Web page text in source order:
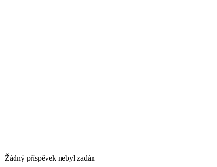
Žádný příspěvek nebyl zadán